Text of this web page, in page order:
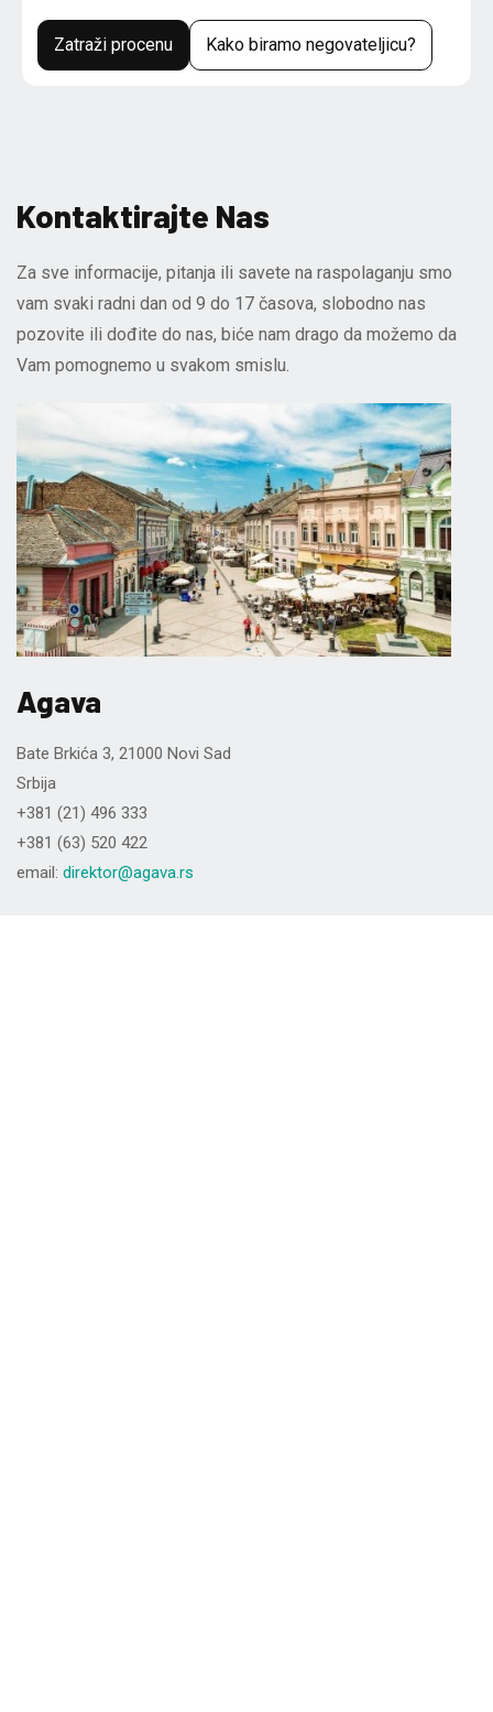
Zatraži procenu Kako biramo negovateljicu?
Kontaktirajte Nas
Za sve informacije, pitanja ili savete na raspolaganju smo
vam svaki radni dan od 9 do 17 časova, slobodno nas
pozovite ili dođite do nas, biće nam drago da možemo da
Vam pomognemo u svakom smislu.
Agava
Bate Brkića 3, 21000 Novi Sad
Srbija
+381 (21) 496 333
+381 (63) 520 422
email: direktor@agava.rs